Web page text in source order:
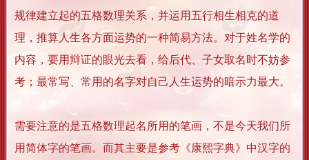
规律建立起的五格数理关系，并运用五行相生相克的道
理，推算人生各方面运势的一种简易方法。对于姓名学的
内容，要用辩证的眼光去看，给后代、子女取名时不妨参
考；最常写、常用的名字对自己人生运势的暗示力最大。
需要注意的是五格数理起名所用的笔画，不是今天我们所
用简体字的笔画。而其主要是参考《康熙字典》中汉字的